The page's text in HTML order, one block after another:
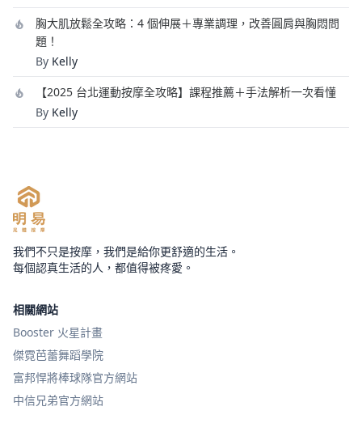
胸大肌放鬆全攻略：4 個伸展＋專業調理，改善圓肩與胸悶問
題！
By Kelly
【2025 台北運動按摩全攻略】課程推薦＋手法解析一次看懂
By Kelly
我們不只是按摩，我們是給你更舒適的生活。
每個認真生活的人，都值得被疼愛。
相關網站
Booster 火星計畫
傑霓芭蕾舞蹈學院
富邦悍將棒球隊官方網站
中信兄弟官方網站